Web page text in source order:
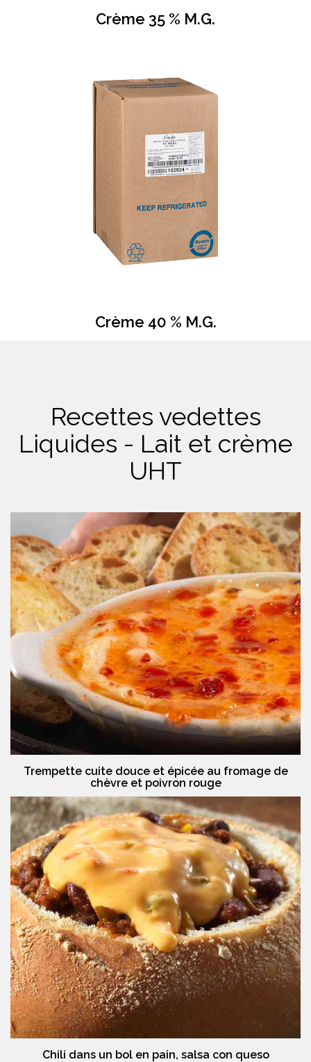
Crème 35 % M.G.
Crème 40 % M.G.
Recettes vedettes
Liquides - Lait et crème
UHT
Trempette cuite douce et épicée au fromage de
chèvre et poivron rouge
Chili dans un bol en pain, salsa con queso